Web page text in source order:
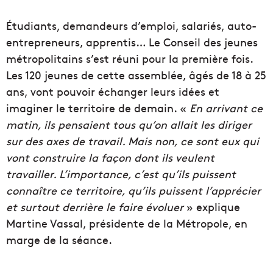
Étudiants, demandeurs d’emploi, salariés, auto-
entrepreneurs, apprentis… Le Conseil des jeunes
métropolitains s’est réuni pour la première fois.
Les 120 jeunes de cette assemblée, âgés de 18 à 25
ans, vont pouvoir échanger leurs idées et
imaginer le territoire de demain. « En arrivant ce
matin, ils pensaient tous qu’on allait les diriger
sur des axes de travail. Mais non, ce sont eux qui
vont construire la façon dont ils veulent
travailler. L’importance, c’est qu’ils puissent
connaître ce territoire, qu’ils puissent l’apprécier
et surtout derrière le faire évoluer» explique
Martine Vassal, présidente de la Métropole, en
marge de la séance.